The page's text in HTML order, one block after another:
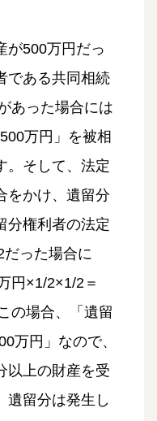
が500万円だっ
である共同相続
あった場合には
万円」を被相
。そして、法定
をかけ、遺留分
分権利者の法定
った場合に
円×1/2×1/2＝
の場合、「遺留
万円」なので、
以上の財産を受
遺留分は発生し